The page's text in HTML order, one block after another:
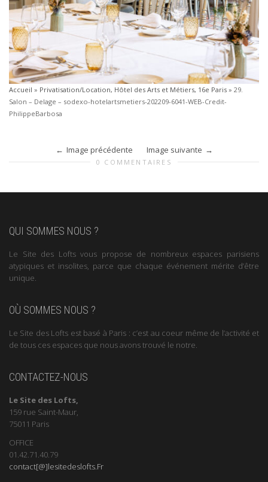
Accueil » Privatisation/Location, Hôtel des Arts et Métiers, 16e Paris » 29.
Salon – Delage – sodexo-hotelartsmetiers-202209-6041-WEB-Credit-
PhilippeBarbosa
Image précédente Image suivante
0 COMMENTAIRES
QUI SOMMES NOUS ?
Le Site des Lofts vous propose de nombreux espaces parisiens
atypiques et insolites, parce que chaque événement mérite d’être
unique.
OÙ SOMMES NOUS ?
Le Site des Lofts est basé à Paris : c’est au coeur même de l’activité et
de tous ces espaces que nous avons trouvé le notre.
CONTACTEZ-NOUS
Le Site des Lofts,
159 rue Saint-Maur,
75011 Paris
OFFICE
01.42.71.40.79
contact[@]lesitedeslofts.Fr